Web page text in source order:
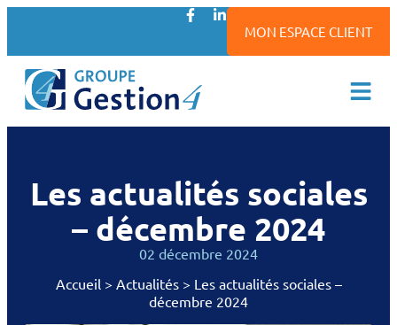
MON ESPACE CLIENT
Les actualités sociales
– décembre 2024
02 décembre 2024
Accueil> Actualités> Les actualités sociales –
décembre 2024